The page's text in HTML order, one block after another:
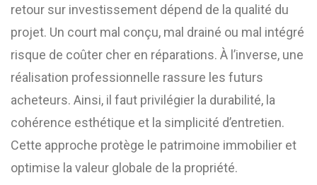
retour sur investissement dépend de la qualité du
projet. Un court mal conçu, mal drainé ou mal intégré
risque de coûter cher en réparations. À l’inverse, une
réalisation professionnelle rassure les futurs
acheteurs. Ainsi, il faut privilégier la durabilité, la
cohérence esthétique et la simplicité d’entretien.
Cette approche protège le patrimoine immobilier et
optimise la valeur globale de la propriété.